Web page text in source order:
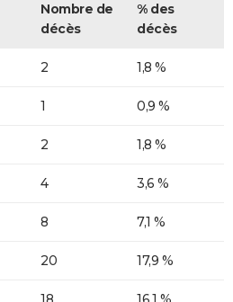
Nombre de
décès
% des
décès
2 1,8 %
1 0,9 %
2 1,8 %
4 3,6 %
8 7,1 %
20 17,9 %